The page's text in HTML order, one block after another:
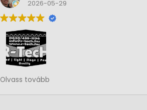
2026-05-29
Rendben volt a rendelésem
Olvass tovább